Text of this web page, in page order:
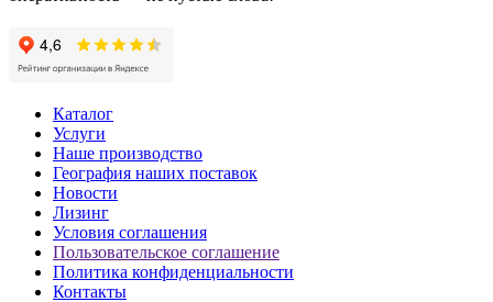
Каталог
Услуги
Наше производство
География наших поставок
Новости
Лизинг
Условия соглашения
Пользовательское соглашение
Политика конфиденциальности
Контакты